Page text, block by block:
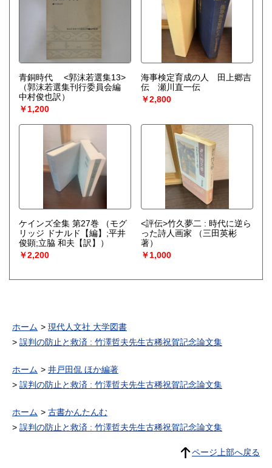
青銅時代 <郭沫若選集13>
（郭沫若選集刊行委員会編
中村俊也訳）
￥1,200
海事検定育成の人 田上郷吉
伝 瀬川直一伝
￥2,800
ケインズ全集 第27巻
（モグ
リッジ ドナルド【編】;平井
俊顕;立脇 和夫【訳】）
￥2,200
<評伝>竹久夢二 : 時代に逆ら
った詩人画家
（三田英彬
著）
￥1,000
ホーム
現代人文社 大学図書
誤判の防止と救済 : 竹澤哲夫先生古稀祝賀記念論文集
ホーム
井戸田侃 ほか編著
誤判の防止と救済 : 竹澤哲夫先生古稀祝賀記念論文集
ホーム
古書かんたんむ
誤判の防止と救済 : 竹澤哲夫先生古稀祝賀記念論文集
ページ上部へ戻る